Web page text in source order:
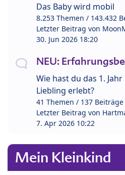
Das Baby wird mobil
8.253 Themen / 143.432
Letzter Beitrag von
30. Jun 2026 18:20
NEU:
Wie hast du das 1.
Liebling erlebt?
41 Themen / 137 Beiträge
Letzter Beitrag von
7. Apr 2026 10:22
Mein Kleinkind